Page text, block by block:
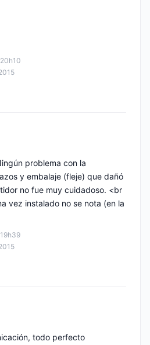
problema con la
y embalaje (fleje) que dañó
no fue muy cuidadoso. <br
vez instalado no se nota (en la
todo perfecto